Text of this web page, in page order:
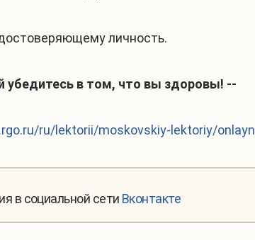
личность.
в том, что вы здоровы! --
ru/lektorii/moskovskiy-lektoriy/onlayn
в социальной сети Вконтакте